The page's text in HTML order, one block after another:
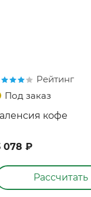
Рейтинг
Под заказ
кофе
078 ₽
Рассчитать